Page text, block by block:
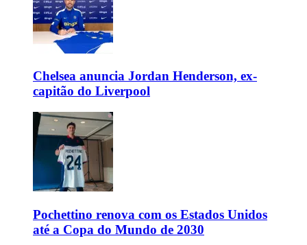
Chelsea anuncia Jordan Henderson, ex-
capitão do Liverpool
Pochettino renova com os Estados Unidos
até a Copa do Mundo de 2030